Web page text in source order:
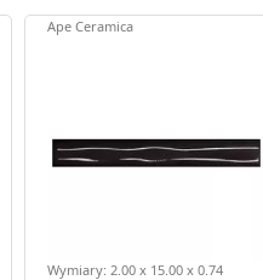
Wymiary: 2.00 x 15.00 x 0.74
Ape Ceramica